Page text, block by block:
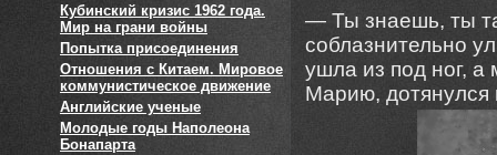
Кубинский кризис 1962 года.
Мир на грани войны
Попытка присоединения
Отношения с Китаем. Мировое
коммунистическое движение
Английские ученые
Молодые годы Наполеона
Бонапарта
— Ты знаешь, ты
соблазнительно
ушла из под ног,
Марию, дотянулся